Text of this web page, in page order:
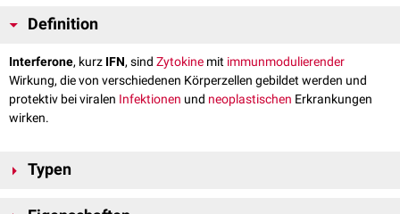
Definition
Interferone, kurz IFN, sind Zytokine mit immunmodulierender
Wirkung, die von verschiedenen Körperzellen gebildet werden und
protektiv bei viralen Infektionen und neoplastischen Erkrankungen
wirken.
Typen